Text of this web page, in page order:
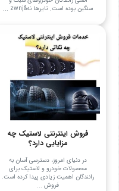
سنگین بوده است. تایرها نه&zwnj ...
فروش اینترنتی لاستیک چه
مزایایی دارد؟
در دنیای امروز، دسترسی آسان به
محصولات خودرو و لاستیک برای
رانندگان اهمیت زیادی پیدا کرده است.
فروش ...